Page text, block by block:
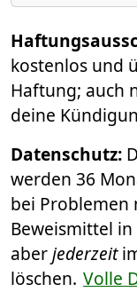
kostenlos und
Haftung; auch
deine
Datenschutz:
werden 36
bei Problemen
Beweismittel
aberjederzeit
löschen. Volle